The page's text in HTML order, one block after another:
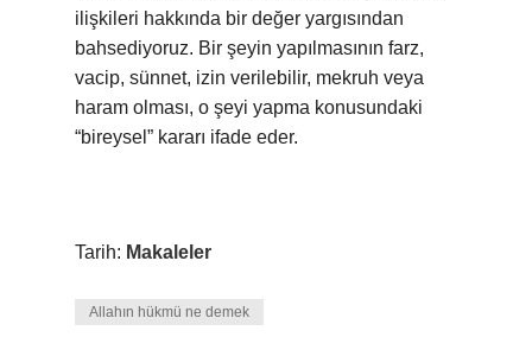
ilişkileri hakkında bir değer yargısından
bahsediyoruz. Bir şeyin yapılmasının farz,
vacip, sünnet, izin verilebilir, mekruh veya
haram olması, o şeyi yapma konusundaki
“bireysel” kararı ifade eder.
Tarih: Makaleler
Allahın hükmü ne demek